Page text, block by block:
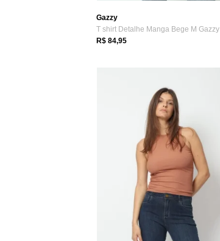
Gazzy
T shirt Detalhe Manga Bege M Gazzy
R$ 84,95